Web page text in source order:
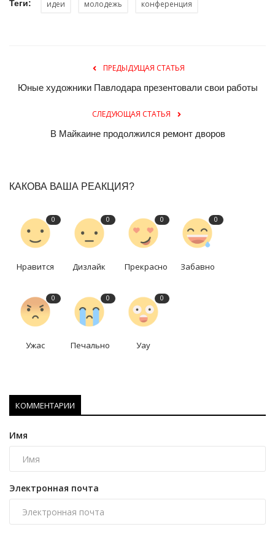
Теги: идеи молодежь конференция
ПРЕДЫДУЩАЯ СТАТЬЯ
Юные художники Павлодара презентовали свои работы
СЛЕДУЮЩАЯ СТАТЬЯ
В Майкаине продолжился ремонт дворов
КАКОВА ВАША РЕАКЦИЯ?
0
Нравится
0
Дизлайк
0
Прекрасно
0
Забавно
0
Ужас
0
Печально
0
Уау
КОММЕНТАРИИ
Имя
Электронная почта